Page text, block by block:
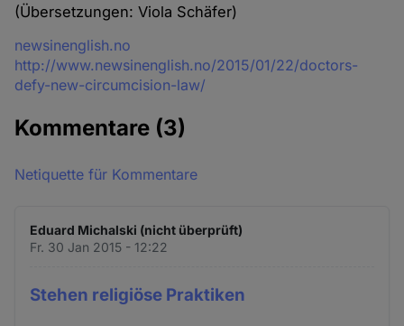
(Übersetzungen: Viola Schäfer)
Quelle
newsinenglish.no
http://www.newsinenglish.no/2015/01/22/doctors-
defy-new-circumcision-law/
Kommentare (3)
Netiquette für Kommentare
Eduard Michalski (nicht überprüft)
Fr. 30 Jan 2015 - 12:22
Stehen religiöse Praktiken